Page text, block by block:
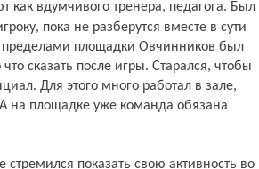
пока не разберутся вместе в сути
площадки Овчинников был
сказать после игры. Старался, чтобы
Для этого много работал в зале,
на площадке уже команда обязана